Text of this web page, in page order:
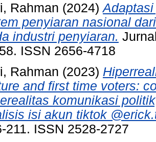
Rahman (2024)
penyiaran nasional
industri penyiaran.
ISSN 2656-4718
Rahman (2023)
and first time voters:
komunikasi
isi akun tiktok
211. ISSN 2528-2727